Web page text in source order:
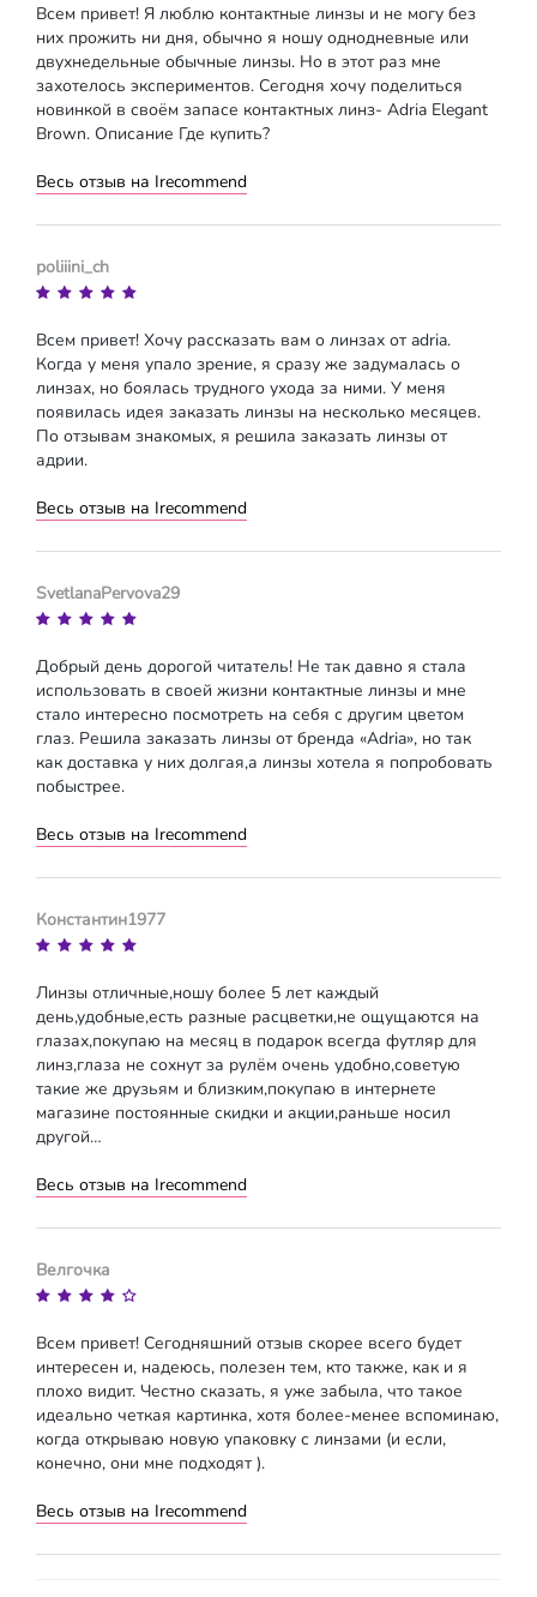
Всем привет! Я люблю контактные линзы и не могу без
них прожить ни дня, обычно я ношу однодневные или
двухнедельные обычные линзы. Но в этот раз мне
захотелось экспериментов. Сегодня хочу поделиться
новинкой в своём запасе контактных линз- Adria Elegant
Brown. Описание Где купить?
Весь отзыв на Irecommend
poliiini_ch
Всем привет! Хочу рассказать вам о линзах от adria.
Когда у меня упало зрение, я сразу же задумалась о
линзах, но боялась трудного ухода за ними. У меня
появилась идея заказать линзы на несколько месяцев.
По отзывам знакомых, я решила заказать линзы от
адрии.
Весь отзыв на Irecommend
SvetlanaPervova29
Добрый день дорогой читатель! Не так давно я стала
использовать в своей жизни контактные линзы и мне
стало интересно посмотреть на себя с другим цветом
глаз. Решила заказать линзы от бренда «Adria», но так
как доставка у них долгая,а линзы хотела я попробовать
побыстрее.
Весь отзыв на Irecommend
Константин1977
Линзы отличные,ношу более 5 лет каждый
день,удобные,есть разные расцветки,не ощущаются на
глазах,покупаю на месяц в подарок всегда футляр для
линз,глаза не сохнут за рулём очень удобно,советую
такие же друзьям и близким,покупаю в интернете
магазине постоянные скидки и акции,раньше носил
другой…
Весь отзыв на Irecommend
Велгочка
Всем привет! Сегодняшний отзыв скорее всего будет
интересен и, надеюсь, полезен тем, кто также, как и я
плохо видит. Честно сказать, я уже забыла, что такое
идеально четкая картинка, хотя более-менее вспоминаю,
когда открываю новую упаковку с линзами (и если,
конечно, они мне подходят ).
Весь отзыв на Irecommend